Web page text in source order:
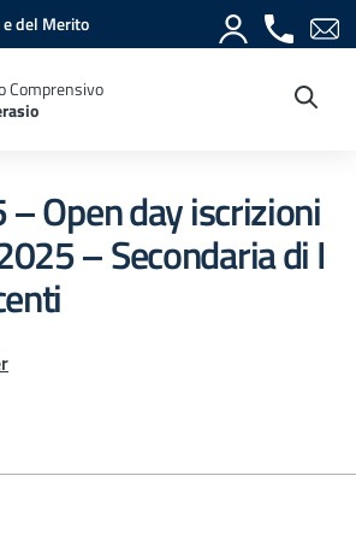
del Merito
Comprensivo
– Open day iscrizioni
– Secondaria di I